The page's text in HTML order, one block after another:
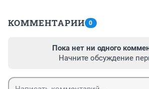
КОММЕНТАРИИ 0
Пока нет ни одного
Начните обсуждение